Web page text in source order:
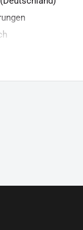
Sie, dass an